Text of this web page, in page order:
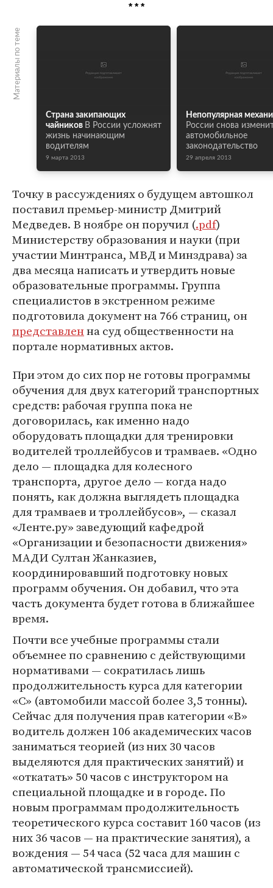
* * *
Материалы по теме
Страна закипающих
чайников В России усложнят
жизнь начинающим
водителям
9 марта 2013
Непопулярная
России снова
автомобильное
законодательство
29 апреля 2013
Точку в рассуждениях о будущем автошкол
поставил премьер-министр Дмитрий
Медведев. В ноябре он поручил (.pdf)
Министерству образования и науки (при
участии Минтранса, МВД и Минздрава) за
два месяца написать и утвердить новые
образовательные программы. Группа
специалистов в экстренном режиме
подготовила документ на 766 страниц, он
представленна суд общественности на
портале нормативных актов.
При этом до сих пор не готовы программы
обучения для двух категорий транспортных
средств: рабочая группа пока не
договорилась, как именно надо
оборудовать площадки для тренировки
водителей троллейбусов и трамваев. «Одно
дело — площадка для колесного
транспорта, другое дело — когда надо
понять, как должна выглядеть площадка
для трамваев и троллейбусов», — сказал
«Ленте.ру» заведующий кафедрой
«Организации и безопасности движения»
МАДИ Султан Жанказиев,
координировавший подготовку новых
программ обучения. Он добавил, что эта
часть документа будет готова в ближайшее
время.
Почти все учебные программы стали
объемнее по сравнению с действующими
нормативами — сократилась лишь
продолжительность курса для категории
«С» (автомобили массой более 3,5 тонны).
Сейчас для получения прав категории «В»
водитель должен 106 академических часов
заниматься теорией (из них 30 часов
выделяются для практических занятий) и
«откатать» 50 часов с инструктором на
специальной площадке и в городе. По
новым программам продолжительность
теоретического курса составит 160 часов (из
них 36 часов — на практические занятия), а
вождения — 54 часа (52 часа для машин с
автоматической трансмиссией).